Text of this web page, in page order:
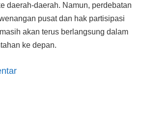
daerah-daerah. Namun, perdebatan
pusat dan hak partisipasi
akan terus berlangsung dalam
ke depan.